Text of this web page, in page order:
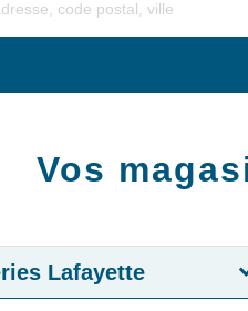
Vos
Lafayette